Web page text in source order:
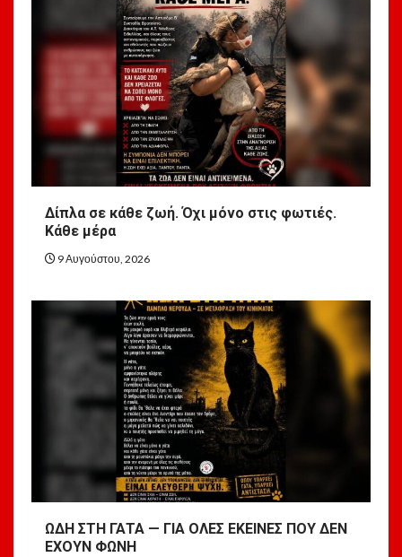
Δίπλα σε κάθε ζωή. Όχι μόνο στις φωτιές.
Κάθε μέρα
9 Αυγούστου, 2026
ΩΔΗ ΣΤΗ ΓΑΤΑ — ΓΙΑ ΟΛΕΣ ΕΚΕΙΝΕΣ ΠΟΥ ΔΕΝ
ΕΧΟΥΝ ΦΩΝΗ